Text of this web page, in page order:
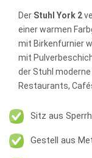
Der Stuhl York 2
einer warmen
mit Birkenfurnier
mit
der Stuhl
Restaurants,
Sitz aus
Gestell aus